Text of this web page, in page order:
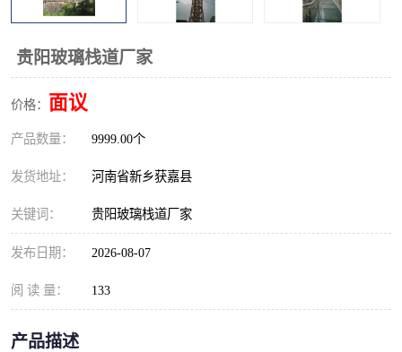
贵阳玻璃栈道厂家
价格： 面议
产品数量： 9999.00个
发货地址： 河南省新乡获嘉县
关键词： 贵阳玻璃栈道厂家
发布日期： 2026-08-07
阅 读 量： 133
产品描述
玻璃栈道